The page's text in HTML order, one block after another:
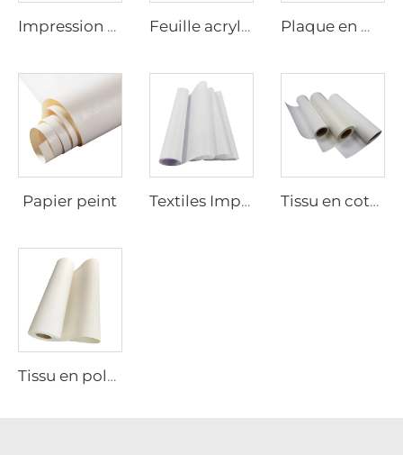
Impression numérique sur vinyle Feuille acrylique Plaque en mousse de PVC
Papier peint Textiles Imprimables Tissu en coton
Tissu en polyester